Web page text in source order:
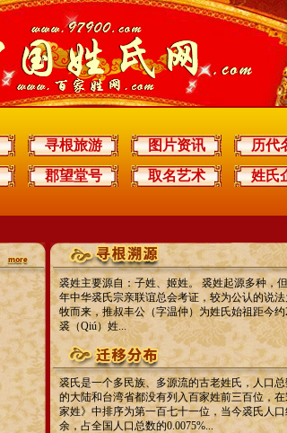
寻根旅游 图片资讯
历代
郡望堂号 取名艺术 姓氏
裘姓主要源自：子姓、姬姓。 裘姓起源多种，
年中华裘氏宗亲联谊总会考证，较为公认的说
牧而来，推叔丰公（字温仲）为姓氏始祖距今约
裘（Qiú）姓...
裘氏是一个多民族、多源流的古老姓氏，人口
的大陆和台湾省都没有列入百家姓前三百位，
家姓》中排序为第一百七十一位，当今裘氏人
余，占全国人口总数的0.0075%...